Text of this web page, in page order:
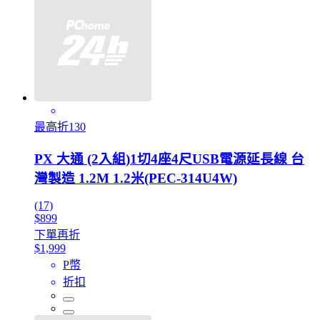
最高折130
PX 大通 (2入組)1切4座4尺USB電源延長線 台
灣製造 1.2M 1.2米(PEC-314U4W)
(17)
$899
下單再折
$1,999
P幣
折扣